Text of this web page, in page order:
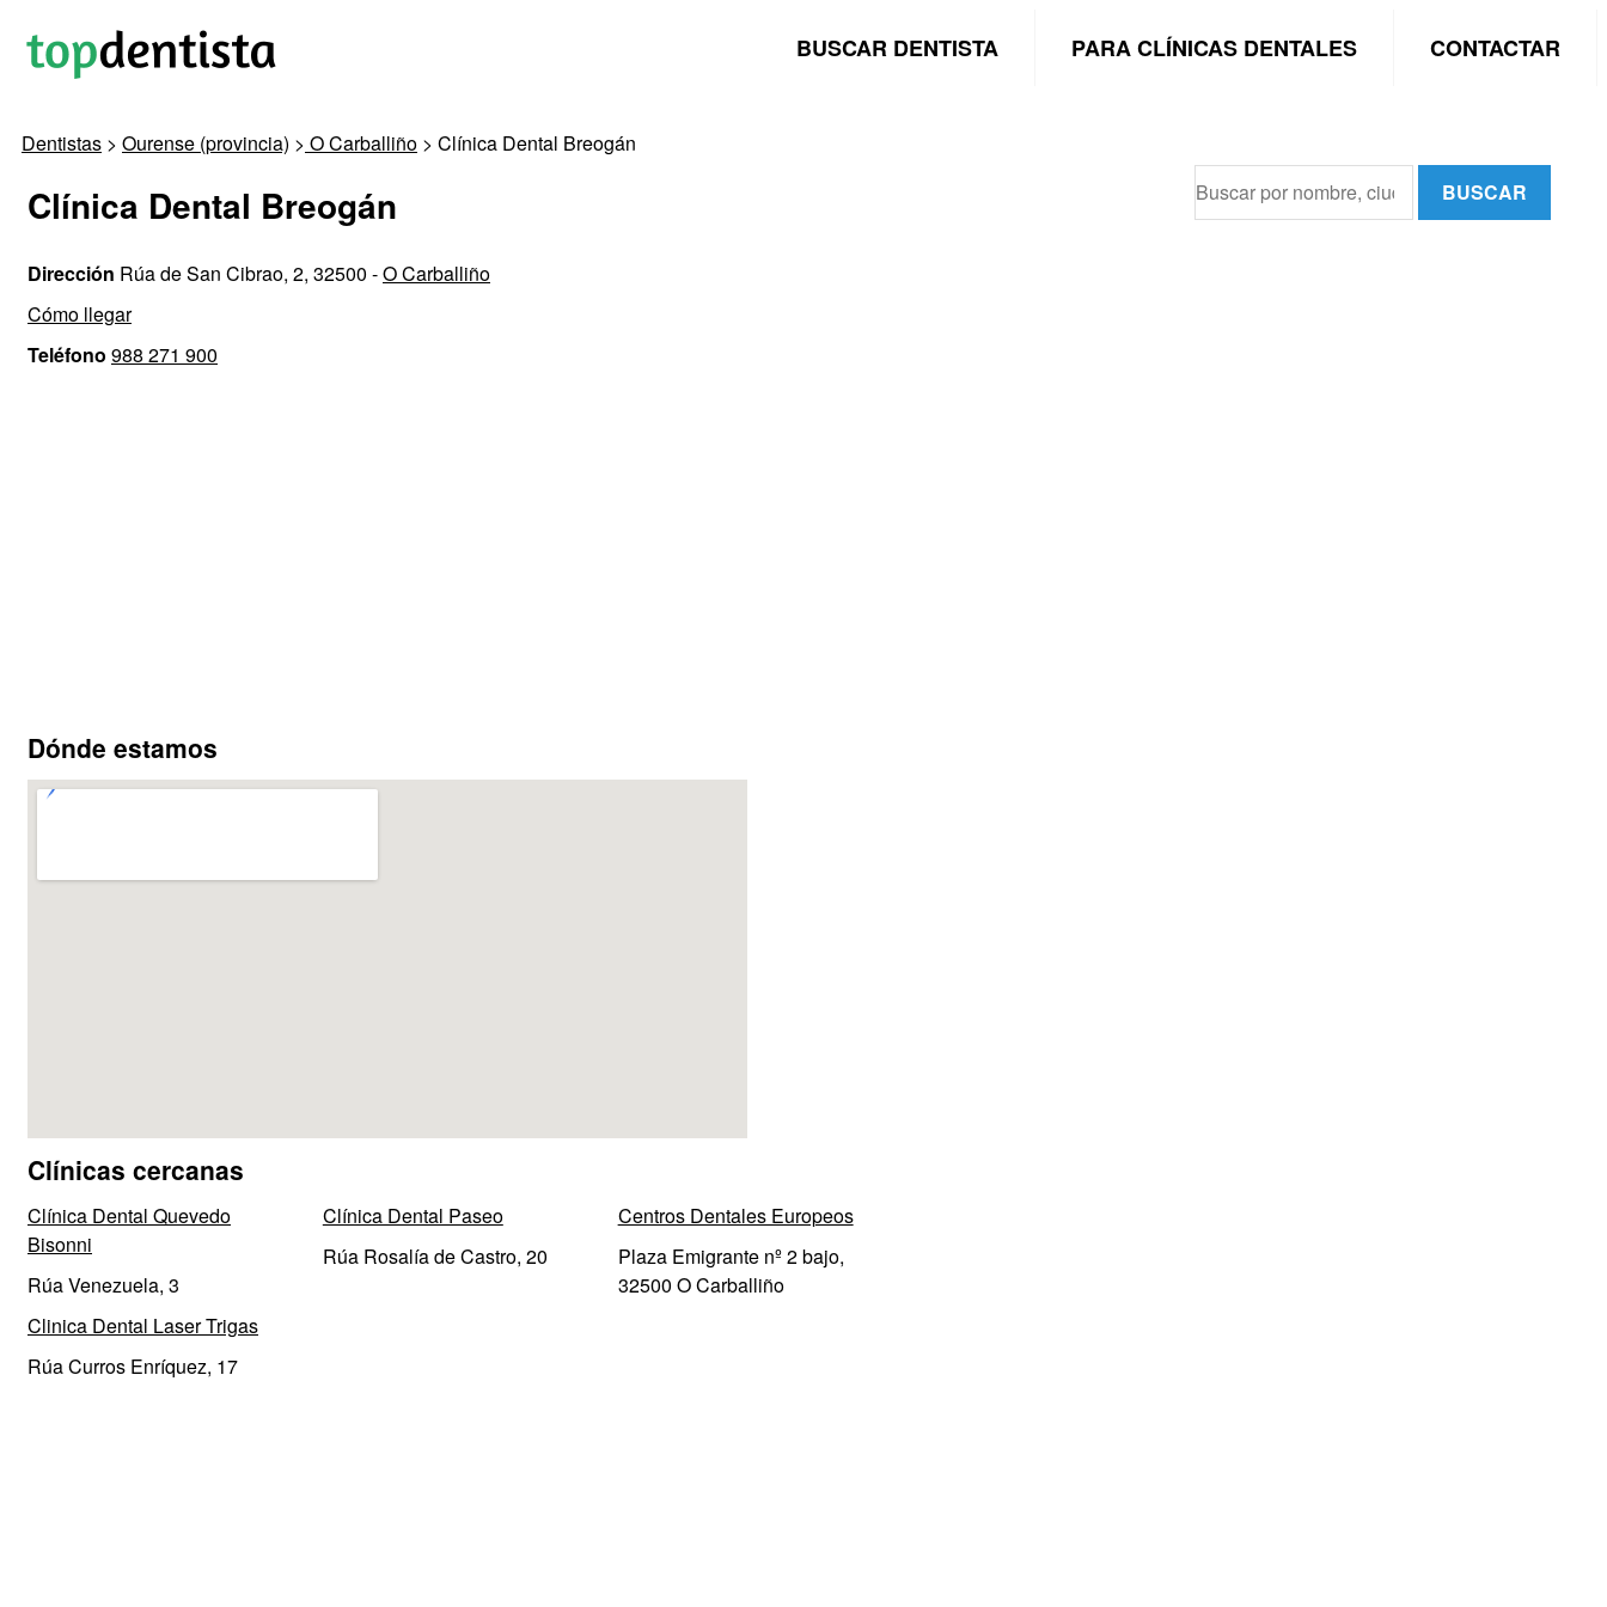
BUSCAR DENTISTA PARA CLÍNICAS DENTALES CONTACTAR
Dentistas > Ourense (provincia) > O Carballiño > Clínica Dental Breogán
Clínica Dental Breogán
Dirección Rúa de San Cibrao, 2, 32500 -O Carballiño
Cómo llegar
Teléfono 988 271 900
Dónde estamos
Clínicas cercanas
Clínica Dental Quevedo
Bisonni
Rúa Venezuela, 3
Clínica Dental Paseo
Rúa Rosalía de Castro, 20
Centros Dentales Europeos
Plaza Emigrante nº 2 bajo,
32500 O Carballiño
Clinica Dental Laser Trigas
Rúa Curros Enríquez, 17
BUSCAR